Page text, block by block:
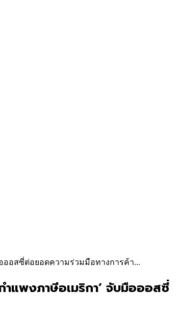
ออสซี่ต่อยอดความร่วมมือทางการค้า...
แพงภาษีอเมริกา’ จับมือออสซี่